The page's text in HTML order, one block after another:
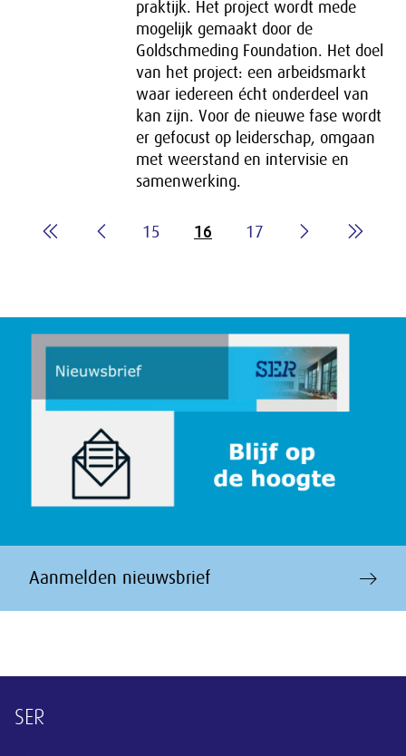
praktijk. Het project wordt mede
mogelijk gemaakt door de
Goldschmeding Foundation. Het doel
van het project: een arbeidsmarkt
waar iedereen écht onderdeel van
kan zijn. Voor de nieuwe fase wordt
er gefocust op leiderschap, omgaan
met weerstand en intervisie en
samenwerking.
15 16 17
Aanmelden nieuwsbrief
Overige informatie
SER